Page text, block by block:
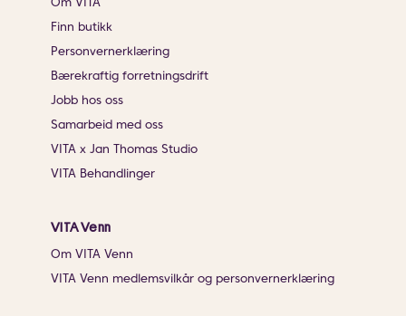
Finn butikk
Personvernerklæring
Bærekraftig forretningsdrift
Jobb hos oss
Samarbeid med oss
VITA x Jan Thomas Studio
VITA Behandlinger
VITA Venn
Om VITA Venn
VITA Venn medlemsvilkår og personvernerklæring